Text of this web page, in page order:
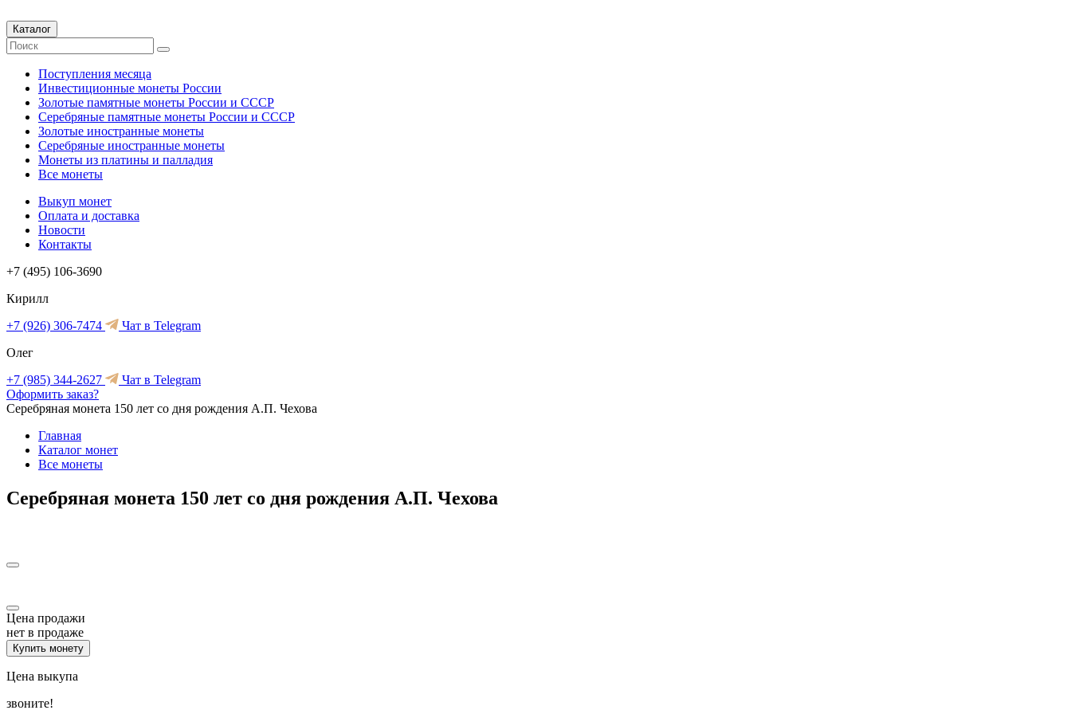
Каталог
Поступления месяца
Инвестиционные монеты России
Золотые памятные монеты России и СССР
Серебряные памятные монеты России и СССР
Золотые иностранные монеты
Серебряные иностранные монеты
Монеты из платины и палладия
Все монеты
Выкуп монет
Оплата и доставка
Новости
Контакты
+7 (495) 106-3690
Кирилл
+7 (926) 306-7474
Чат в Telegram
Олег
+7 (985) 344-2627
Чат в Telegram
Оформить заказ?
Серебряная монета 150 лет со дня рождения А.П. Чехова
Главная
Каталог монет
Все монеты
Серебряная монета 150 лет со дня рождения А.П. Чехова
Цена продажи
нет в продаже
Купить монету
Цена выкупа
звоните!